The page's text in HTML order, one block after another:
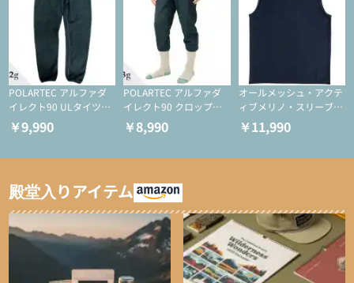
POLARTEC アルファダ
イレクト90 ULタイツ
（アクティブインサレー
ション/テント泊用パジ
￥9,990
POLARTEC アルファダ
イレクト90 クロップド
ULタイツ（アクティブ
インサレーション/テン
￥8,990
オールメッシュ・アクテ
ィブメリノ・スリーブレ
ス
￥11,990
殿堂入りアイテム